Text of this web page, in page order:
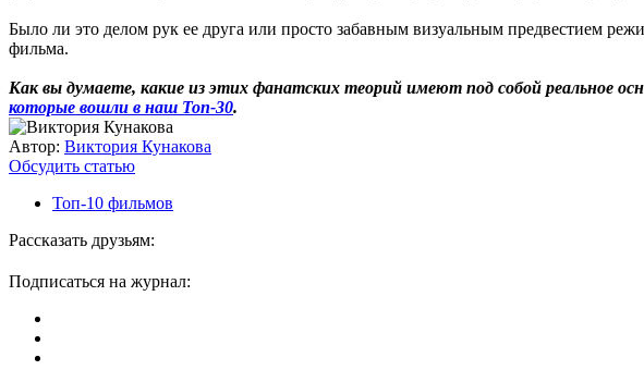
Было ли это делом рук ее друга или просто забавным визуальным предвестием
фильма.
Как вы думаете, какие из этих фанатских теорий имеют под собой реальное
которые вошли в наш Топ-30.
Автор: Виктория Кунакова
Обсудить статью
Топ-10 фильмов
Рассказать друзьям:
Подписаться на журнал: